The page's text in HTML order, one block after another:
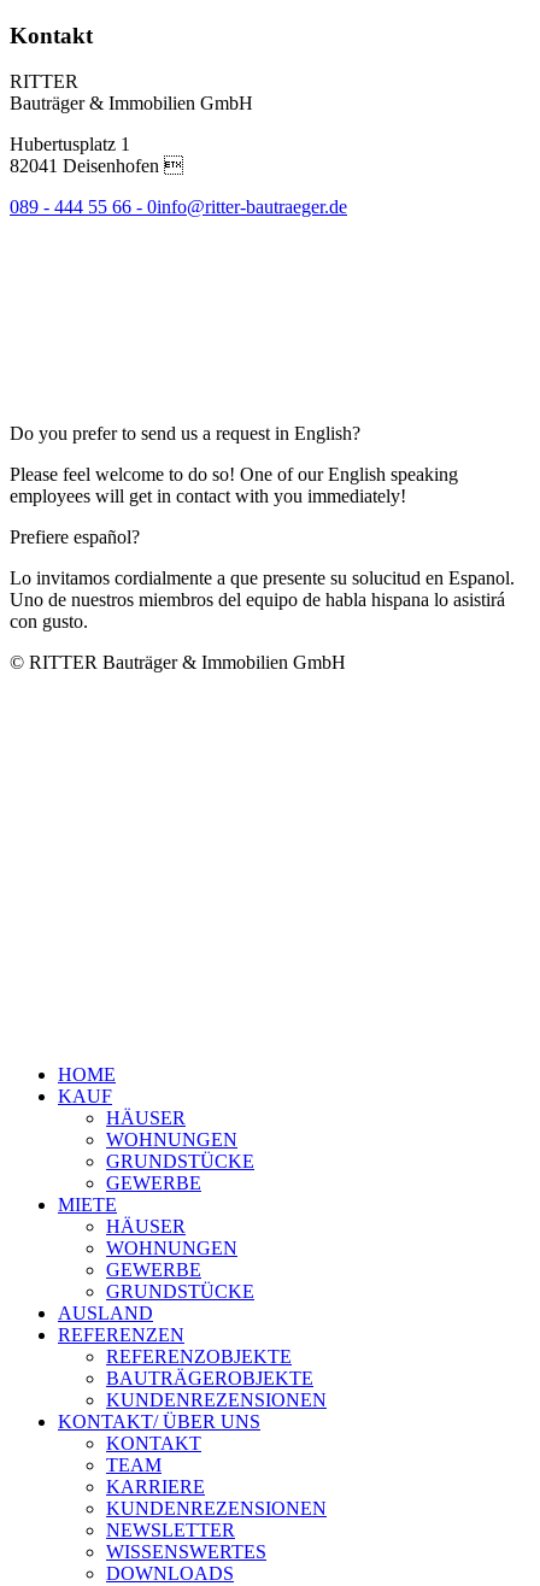
Kontakt
RITTER
Bauträger & Immobilien GmbH
Hubertusplatz 1
82041 Deisenhofen 
089 - 444 55 66 - 0info@ritter-bautraeger.de
Do you prefer to send us a request in English?
Please feel welcome to do so! One of our English speaking
employees will get in contact with you immediately!
Prefiere español?
Lo invitamos cordialmente a que presente su solucitud en Espanol.
Uno de nuestros miembros del equipo de habla hispana lo asistirá
con gusto.
© RITTER Bauträger & Immobilien GmbH
HOME
KAUF
HÄUSER
WOHNUNGEN
GRUNDSTÜCKE
GEWERBE
MIETE
HÄUSER
WOHNUNGEN
GEWERBE
GRUNDSTÜCKE
AUSLAND
REFERENZEN
REFERENZOBJEKTE
BAUTRÄGEROBJEKTE
KUNDENREZENSIONEN
KONTAKT/ ÜBER UNS
KONTAKT
TEAM
KARRIERE
KUNDENREZENSIONEN
NEWSLETTER
WISSENSWERTES
DOWNLOADS